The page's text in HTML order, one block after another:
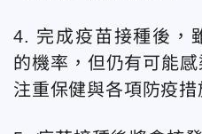
4. 完成疫苗接種後，
的機率，但仍有可能
注重保健與各項防疫措